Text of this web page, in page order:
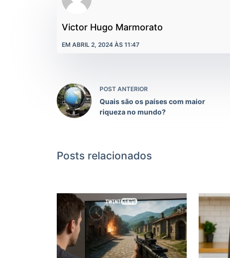
Victor Hugo Marmorato
EM ABRIL 2, 2024 ÀS 11:47
POST ANTERIOR
Quais são os países com maior
riqueza no mundo?
Posts relacionados